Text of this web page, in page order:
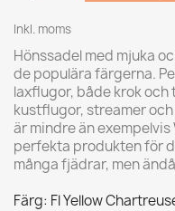
Inkl. moms
Hönssadel med mjuka
de populära färgerna.
laxflugor, både krok
kustflugor, streamer
är mindre än
perfekta produkten för
många fjädrar, men
Färg: Fl Yellow